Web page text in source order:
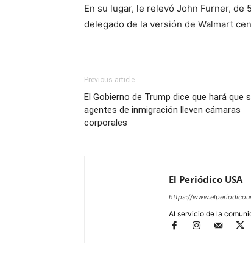
En su lugar, le relevó John Furner,
delegado de la versión de Walmart
Previous article
El Gobierno de Trump dice que hará que
agentes de inmigración lleven cámaras
corporales
El Periódico USA
https://
Al servicio de la